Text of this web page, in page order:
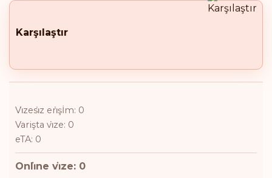
Karşılaştır
Vi̇zesi̇z eri̇şİm: 0
Varişta vi̇ze: 0
eTA: 0
Onli̇ne vi̇ze: 0